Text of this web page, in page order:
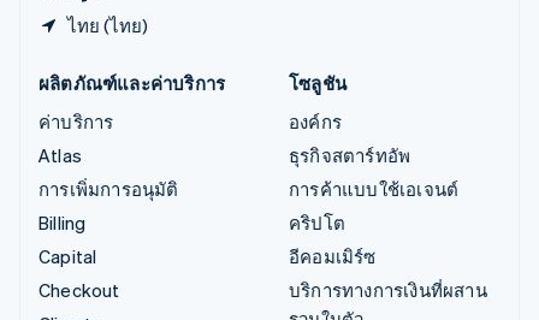
ไทย (ไทย)
ผลิตภัณฑ์และค่าบริการ
ค่าบริการ
Atlas
การเพิ่มการอนุมัติ
Billing
Capital
Checkout
โซลูชัน
องค์กร
ธุรกิจสตาร์ทอัพ
การค้าแบบใช้เอเจนต์
คริปโต
อีคอมเมิร์ซ
บริการทางการเงินที่ผสาน